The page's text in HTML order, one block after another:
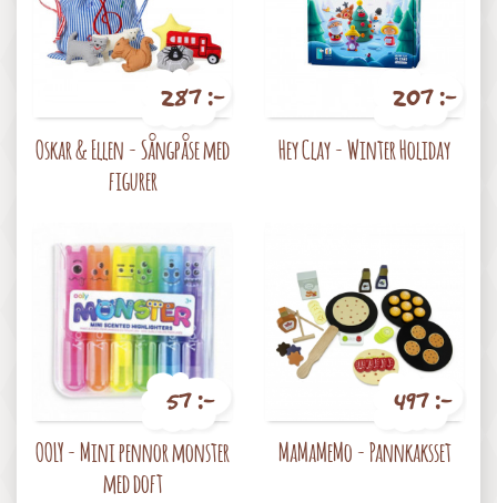
Pris
287 :-
Oskar & Ellen - Sångpåse med
figurer
207 :-
Hey Clay - Winter Holiday
57 :-
OOLY - Mini pennor monster
med doft
497 :-
MaMaMeMo - Pannkaksset